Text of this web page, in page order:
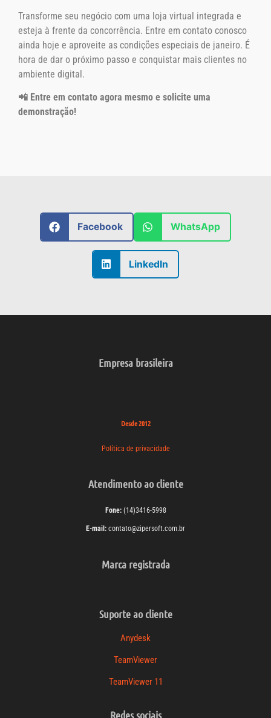
Transforme seu negócio com uma loja virtual integrada e
esteja à frente da concorrência. Entre em contato conosco
ainda hoje e aproveite as condições especiais de janeiro. É
hora de dar o próximo passo e conquistar mais clientes no
ambiente digital.
📲 Entre em contato agora mesmo e solicite uma
demonstração!
Facebook WhatsApp
LinkedIn
Empresa brasileira
Desde 2012
Política de privacidade
Atendimento ao cliente
Fone: (14)3416-5998
E-mail: contato@zipersoft.com.br
Marca registrada
Suporte ao cliente
Anydesk
TeamViewer
TeamViewer 11
Redes sociais